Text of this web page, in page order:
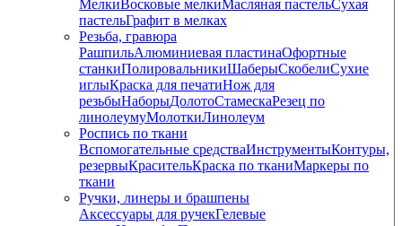
МелкиВосковые мелкиМасляная пастельСухая
пастельГрафит в мелках
Резьба, гравюра
РашпильАлюминиевая пластинаОфортные
станкиПолировальникиШаберыСкобелиСухие
иглыКраска для печатиНож для
резьбыНаборыДолотоСтамескаРезец по
линолеумуМолоткиЛинолеум
Роспись по ткани
Вспомогательные средстваИнструментыКонтуры,
резервыКрасительКраска по тканиМаркеры по
ткани
Ручки, линеры и брашпены
Аксессуары для ручекГелевые